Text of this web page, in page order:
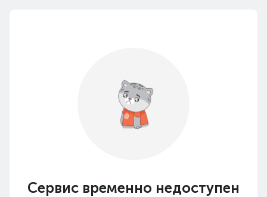
Сервис временно недоступен